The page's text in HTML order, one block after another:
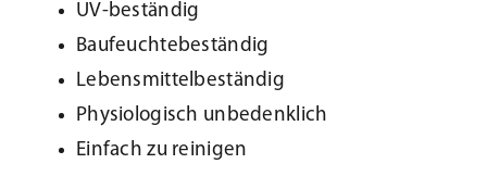
UV-beständig
Baufeuchtebeständig
Lebensmittelbeständig
Physiologisch unbedenklich
Einfach zu reinigen